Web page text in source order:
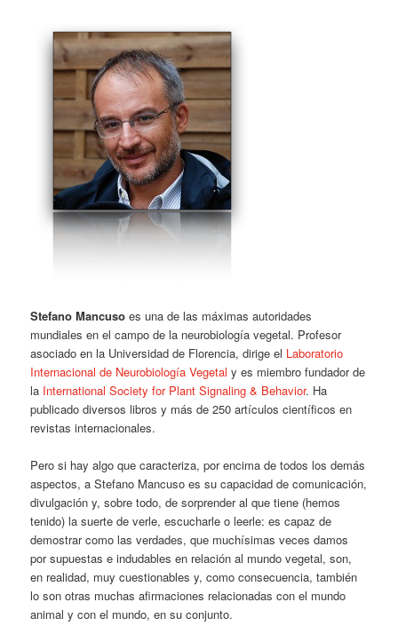
Stefano Mancuso es una de las máximas autoridades
mundiales en el campo de la neurobiología vegetal. Profesor
asociado en la Universidad de Florencia, dirige el Laboratorio
Internacional de Neurobiología Vegetal y es miembro fundador de
la International Society for Plant Signaling & Behavior. Ha
publicado diversos libros y más de 250 artículos científicos en
revistas internacionales.
Pero si hay algo que caracteriza, por encima de todos los demás
aspectos, a Stefano Mancuso es su capacidad de comunicación,
divulgación y, sobre todo, de sorprender al que tiene (hemos
tenido) la suerte de verle, escucharle o leerle: es capaz de
demostrar como las verdades, que muchísimas veces damos
por supuestas e indudables en relación al mundo vegetal, son,
en realidad, muy cuestionables y, como consecuencia, también
lo son otras muchas afirmaciones relacionadas con el mundo
animal y con el mundo, en su conjunto.